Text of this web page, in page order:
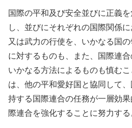
国際の平和及び安全並びに正義
し、並びにそれぞれの国際関係
又は武力の行使を、いかなる国
に対するものも、また、国際連
いかなる方法によるものも慎む
は、他の平和愛好国と協同して
持する国際連合の任務が一層効
際連合を強化することに努力する